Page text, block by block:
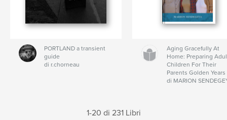
PORTLAND a transient
guide
di r.chorneau
Aging Gracefully At
Home: Preparing
Children For Their
Parents Golden Years
di MARION
1-20 di 231 Libri